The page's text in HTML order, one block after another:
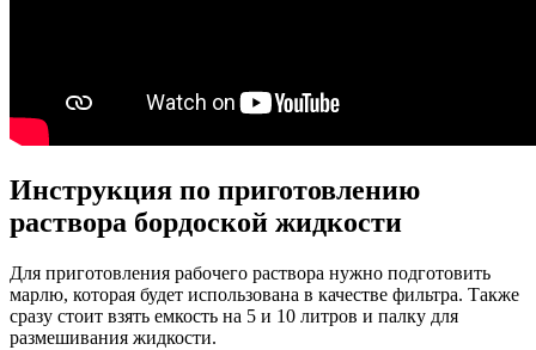
Инструкция по приготовлению
раствора бордоской жидкости
Для приготовления рабочего раствора нужно подготовить
марлю, которая будет использована в качестве фильтра. Также
сразу стоит взять емкость на 5 и 10 литров и палку для
размешивания жидкости.